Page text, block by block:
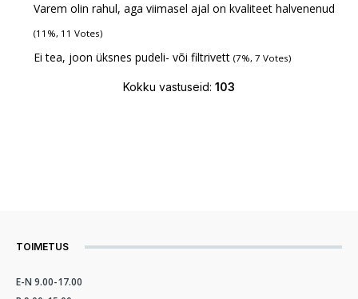
Varem olin rahul, aga viimasel ajal on kvaliteet halvenenud
(11%, 11 Votes)
Ei tea, joon üksnes pudeli- või filtrivett (7%, 7 Votes)
Kokku vastuseid: 103
TOIMETUS
E-N 9.00-17.00